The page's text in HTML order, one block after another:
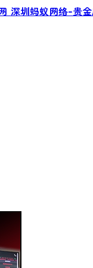
深圳蚂蚁网络-贵